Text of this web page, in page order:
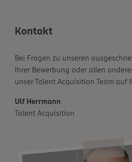
Kontakt
Bei Fragen zu unseren
Ihrer Bewerbung oder allen
unser Talent Acquisition Team auf
Ulf Herrmann
Talent Acquisition